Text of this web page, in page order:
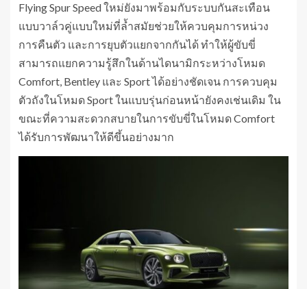
Flying Spur Speed ใหม่ยังมาพร้อมกับระบบกันสะเทือน
แบบวาล์วคู่แบบใหม่ที่ล้ำสมัยช่วยให้ควบคุมการหน่วง
การคืนตัว และการยุบตัวแยกจากกันได้ ทำให้ผู้ขับขี่
สามารถแยกความรู้สึกในด้านไดนามิกระหว่างโหมด
Comfort, Bentley และ Sport ได้อย่างชัดเจน การควบคุม
ตัวถังในโหมด Sport ในแบบรุ่นก่อนหน้ายังคงเช่นเดิม ใน
ขณะที่ความสะดวกสบายในการขับขี่ในโหมด Comfort
ได้รับการพัฒนาให้ดีขึ้นอย่างมาก